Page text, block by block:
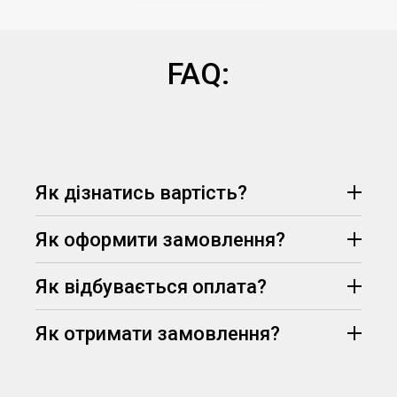
FAQ:
Як дізнатись вартість?
Як оформити замовлення?
Як відбувається оплата?
Як отримати замовлення?